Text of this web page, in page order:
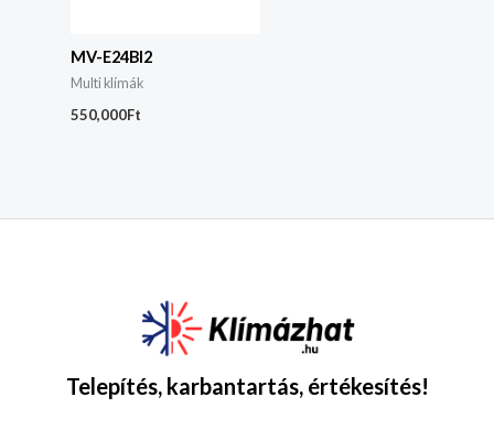
MV-E24BI2
Multi klímák
550,000Ft
Telepítés, karbantartás, értékesítés!